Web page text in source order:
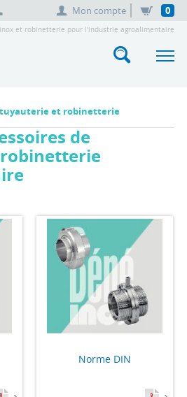
Mon compte 0
et robinetterie pour l'industrie agroalimentaire
tuyauterie et robinetterie
de
Norme DIN